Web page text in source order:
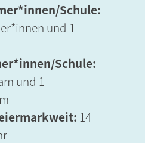
Schule:
und 1
Schule:
und 1
14